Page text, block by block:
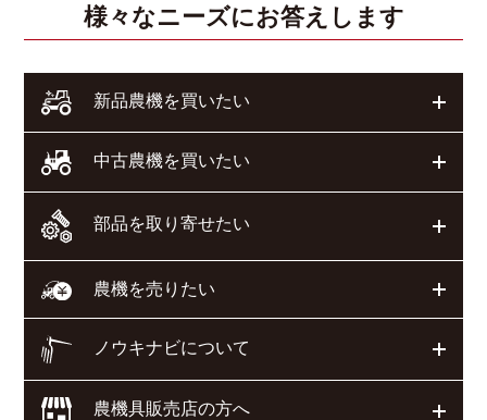
様々なニーズにお答えします
新品農機を買いたい
中古農機を買いたい
部品を取り寄せたい
農機を売りたい
ノウキナビについて
農機具販売店の方へ